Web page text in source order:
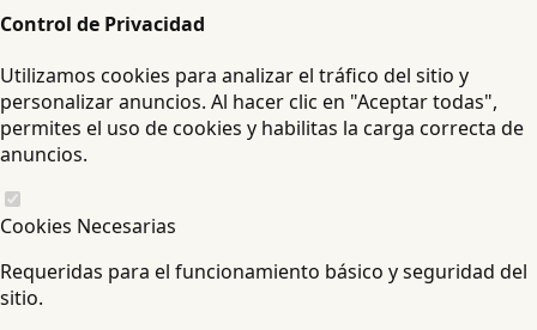
Control de Privacidad
Utilizamos cookies para analizar el tráfico del sitio y
personalizar anuncios. Al hacer clic en "Aceptar todas",
permites el uso de cookies y habilitas la carga correcta de
anuncios.
Cookies Necesarias
Requeridas para el funcionamiento básico y seguridad del
sitio.